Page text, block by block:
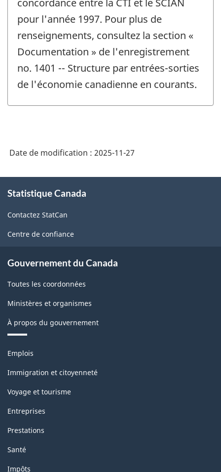
pour l'année 1997. Pour plus de
renseignements, consultez la section «
Documentation » de l'enregistrement
no. 1401 -- Structure par entrées-sorties
de l'économie canadienne en courants.
Date de modification : 2025-11-27
propos
ce
site
Statistique Canada
Contactez StatCan
Centre de confiance
Gouvernement du Canada
Toutes les coordonnées
Ministères et organismes
À propos du gouvernement
Thèmes
sujets
Emplois
Immigration et citoyenneté
Voyage et tourisme
Entreprises
Prestations
Santé
Impôts